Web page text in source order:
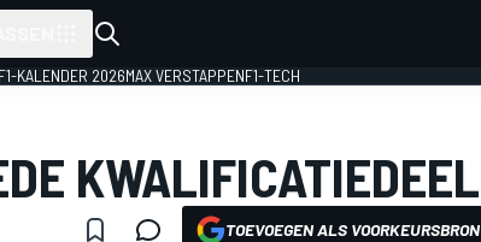
F1-KALENDER 2026MAX VERSTAPPENF1-TECH
KWALIFICATIEDEEL
TOEVOEGEN ALS VOORKEURSBRON